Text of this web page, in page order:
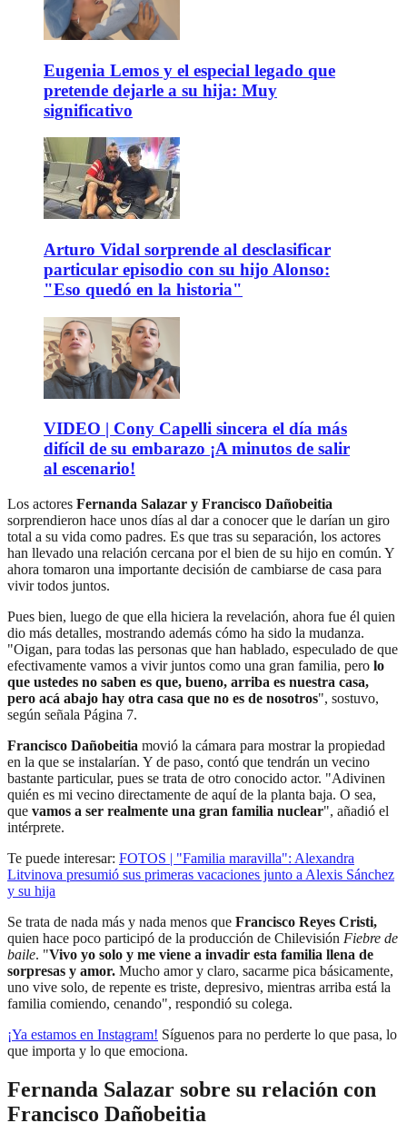
Eugenia Lemos y el especial legado que
pretende dejarle a su hija: Muy
significativo
Arturo Vidal sorprende al desclasificar
particular episodio con su hijo Alonso:
"Eso quedó en la historia"
VIDEO | Cony Capelli sincera el día más
difícil de su embarazo ¡A minutos de salir
al escenario!
Los actores Fernanda Salazar y Francisco Dañobeitia
sorprendieron hace unos días al dar a conocer que le darían un giro
total a su vida como padres. Es que tras su separación, los actores
han llevado una relación cercana por el bien de su hijo en común. Y
ahora tomaron una importante decisión de cambiarse de casa para
vivir todos juntos.
Pues bien, luego de que ella hiciera la revelación, ahora fue él quien
dio más detalles, mostrando además cómo ha sido la mudanza.
"Oigan, para todas las personas que han hablado, especulado de que
efectivamente vamos a vivir juntos como una gran familia, pero lo
que ustedes no saben es que, bueno, arriba es nuestra casa,
pero acá abajo hay otra casa que no es de nosotros", sostuvo,
según señala Página 7.
Francisco Dañobeitia movió la cámara para mostrar la propiedad
en la que se instalarían. Y de paso, contó que tendrán un vecino
bastante particular, pues se trata de otro conocido actor. "Adivinen
quién es mi vecino directamente de aquí de la planta baja. O sea,
que vamos a ser realmente una gran familia nuclear", añadió el
intérprete.
Te puede interesar: FOTOS | "Familia maravilla": Alexandra
Litvinova presumió sus primeras vacaciones junto a Alexis Sánchez
y su hija
Se trata de nada más y nada menos que Francisco Reyes Cristi,
quien hace poco participó de la producción de Chilevisión Fiebre de
baile. "Vivo yo solo y me viene a invadir esta familia llena de
sorpresas y amor. Mucho amor y claro, sacarme pica básicamente,
uno vive solo, de repente es triste, depresivo, mientras arriba está la
familia comiendo, cenando", respondió su colega.
¡Ya estamos en Instagram! Síguenos para no perderte lo que pasa, lo
que importa y lo que emociona.
Fernanda Salazar sobre su relación con
Francisco Dañobeitia